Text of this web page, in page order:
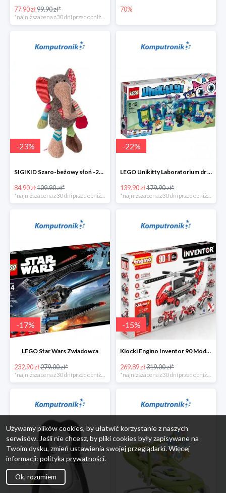
77.90 zł99.90 zł*
*najniższa cena z 30 dni przed obniżką
70%
-23%
SIGIKID Szaro-beżowy słoń -25zł
84.90 zł109.90 zł*
*najniższa cena z 30 dni przed obniżką
-22%
LEGO Unikitty Laboratorium dr Lisiczki -40zł
139.90 zł179.90 zł*
*najniższa cena z 30 dni przed obniżką
-17%
LEGO Star Wars Zwiadowca
232.90 zł279.00 zł*
-15%
Klocki Engino Inventor 90 Models Motorized Set w super cenie
269.89 zł319.00 zł*
Używamy plików cookies, by ułatwić korzystanie z naszych
serwisów. Jeśli nie chcesz, by pliki cookies były zapisywane na
Twoim dysku, zmień ustawienia swojej przeglądarki. Więcej
informacji:polityka prywatności.
Ok, rozumiem